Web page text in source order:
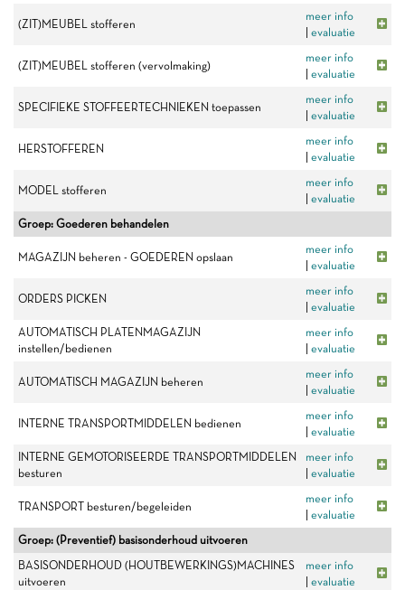
(ZIT)MEUBEL stofferen
meer info
evaluatie
(ZIT)MEUBEL stofferen (vervolmaking)
meer info
evaluatie
SPECIFIEKE STOFFEERTECHNIEKEN toepassen
meer info
evaluatie
HERSTOFFEREN
meer info
evaluatie
MODEL stofferen
meer info
evaluatie
Groep: Goederen behandelen
MAGAZIJN beheren - GOEDEREN opslaan
meer info
evaluatie
ORDERS PICKEN
meer info
evaluatie
AUTOMATISCH PLATENMAGAZIJN
instellen/bedienen
meer info
evaluatie
AUTOMATISCH MAGAZIJN beheren
meer info
evaluatie
INTERNE TRANSPORTMIDDELEN bedienen
meer info
evaluatie
INTERNE GEMOTORISEERDE TRANSPORTMIDDELEN
besturen
meer info
evaluatie
TRANSPORT besturen/begeleiden
meer info
evaluatie
Groep: (Preventief) basisonderhoud uitvoeren
BASISONDERHOUD (HOUTBEWERKINGS)MACHINES
uitvoeren
meer info
evaluatie